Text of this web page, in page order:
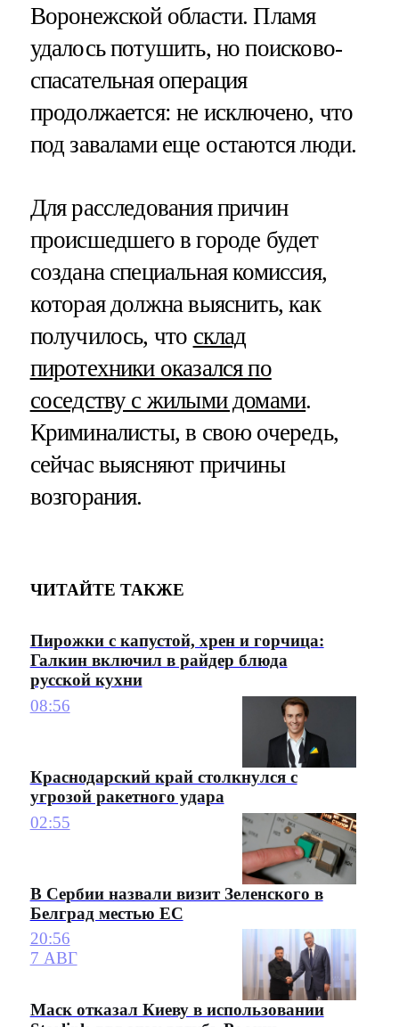
Воронежской области. Пламя
удалось потушить, но поисково-
спасательная операция
продолжается: не исключено, что
под завалами еще остаются люди.
Для расследования причин
происшедшего в городе будет
создана специальная комиссия,
которая должна выяснить, как
получилось, что склад
пиротехники оказался по
соседству с жилыми домами.
Криминалисты, в свою очередь,
сейчас выясняют причины
возгорания.
ЧИТАЙТЕ ТАКЖЕ
Пирожки с капустой, хрен и горчица:
Галкин включил в райдер блюда
русской кухни
08:56
Краснодарский край столкнулся с
угрозой ракетного удара
02:55
В Сербии назвали визит Зеленского в
Белград местью ЕС
20:56
7 АВГ
Маск отказал Киеву в использовании